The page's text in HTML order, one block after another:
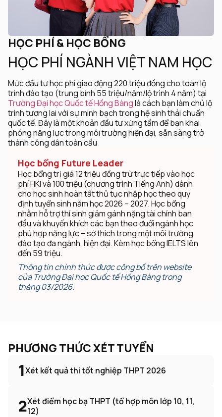
HỌC PHÍ & HỌC BỔNG
HỌC PHÍ NGÀNH VIỆT NAM HỌC
Mức đầu tư học phí giao động 220 triệu đồng cho toàn lộ
trình đào tạo (trung bình 55 triệu/năm/lộ trình 4 năm) tại
Trường Đại học Quốc tế Hồng Bànglà cách bạn làm chủ lộ
trình tương lai với sự minh bạch trong hệ sinh thái chuẩn
quốc tế. Đây là một khoản đầu tư xứng tầm để bạn khai
phóng năng lực trong môi trường hiện đại, sẵn sàng trở
thành công dân toàn cầu
Học bổng Future Leader
Học bổng trị giá 12 triệu đồng trừ trực tiếp vào học
phí HKI và 100 triệu (chương trình Tiếng Anh) dành
cho học sinh hoàn tất thủ tục nhập học theo quy
định tuyển sinh năm học 2026 – 2027. Học bổng
nhằm hỗ trợ thí sinh giảm gánh nặng tài chính ban
đầu và khuyến khích các bạn theo đuổi ngành học
phù hợp năng lực – sở thích trong một môi trường
đào tạo đa ngành, hiện đại. Kèm học bổng IELTS lên
đến 59 triệu.
Thông tin chính thức được công bố trên website
của Trường Đại học Quốc tế Hồng Bàng trong
tháng 03/2026.
PHƯƠNG THỨC XÉT TUYỂN
1Xét kết quả thi tốt nghiệp THPT 2026
2Xét điểm học bạ THPT (tổ hợp môn lớp 10, 11,
12)